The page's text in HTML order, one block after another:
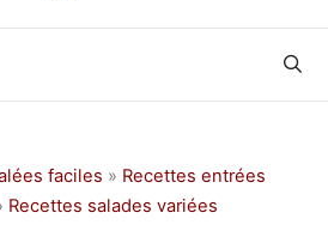
faciles » Recettes entrées
Recettes salades variées